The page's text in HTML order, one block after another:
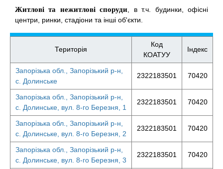
Житлові та нежитлові споруди , в т.ч. будинки, офісні
центри, ринки, стадіони та інші об'єкти.
Територія
Код
КОАТУУ
Індекс
Запорізька обл., Запорізький р-н,
с. Долинське
2322183501 70420
Запорізька обл., Запорізький р-н,
с. Долинське, вул. 8-го Березня, 1
2322183501 70420
Запорізька обл., Запорізький р-н,
с. Долинське, вул. 8-го Березня, 2
2322183501 70420
Запорізька обл., Запорізький р-н,
с. Долинське, вул. 8-го Березня, 3
2322183501 70420